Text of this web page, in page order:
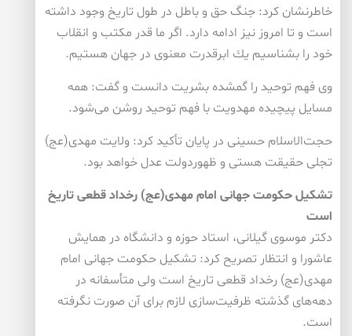
خاطرنشان كرد: جنگ حق و باطل در طول تاریخ وجود داشته
است و تا امروز نیز ادامه دارد. اگر ما قدر مكتب و انقلاب
خود را بشناسیم یك ابرقدرت معنوی در جهان هستیم.
وی فهم توحید را گمشده بشریت دانست و گفت: همه
مسایل پیچیده مهدویت با فهم توحید روشن می‌شود.
حجت‌الاسلام حسینی در پایان تأكید كرد: ولایت مهدی(عج)
تجلی حقیقت هستی و ظهوردولت عدل خواهد بود.
تشكیل حكومت جهانی امام مهدی(عج) رخداد قطعی تاریخ
است
دكتر موسوی گیلانی، استاد حوزه و دانشگاه در همایش
عاشورا و انتظار تصریح كرد: تشكیل حكومت جهانی امام
مهدی(عج) رخداد قطعی تاریخ است ولی متأسفانه در
دهه‌های گذشته ظرفیت‌سازی لازم برای آن صورت نگرفته
است.